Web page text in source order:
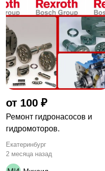
от 100 ₽
Ремонт гидронасосов и
гидромоторов.
Екатеринбург
2 месяца назад